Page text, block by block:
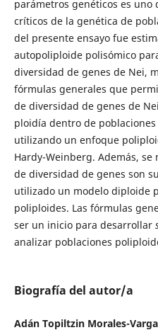
parámetros genéticos es
críticos de la genética de
del presente ensayo fue
autopoliploide polisómico
diversidad de ge­nes de Nei,
fórmulas generales que
de diversidad de genes de
ploidía dentro de
utilizando un enfoque
Hardy-Weinberg. Además,
de diversidad de genes son
utilizado un modelo diploide
poliploides. Las fórmulas
ser un inicio para desarrollar
analizar pobla­ciones
Biografía del autor/a
Adán Topiltzin Morales-